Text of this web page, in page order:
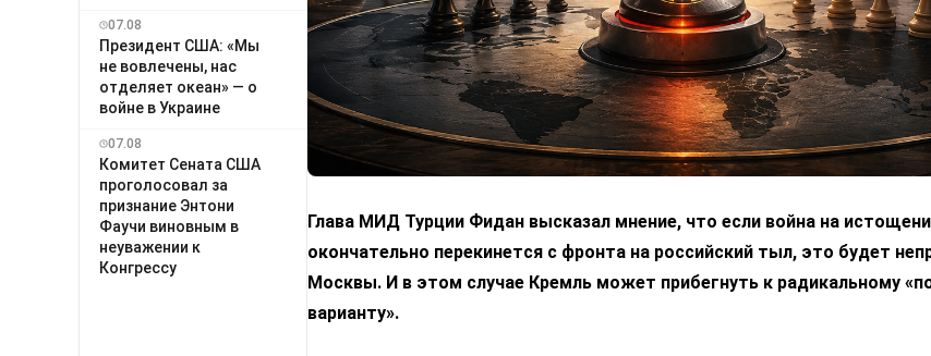
07.08
Президент США: «Мы
не вовлечены, нас
отделяет океан» — о
войне в Украине
07.08
Комитет Сената США
проголосовал за
признание Энтони
Фаучи виновным в
неуважении к
Конгрессу
Глава МИД Турции Фидан высказал мнение, что если война на
окончательно перекинется с фронта на российский тыл, это будет
Москвы. И в этом случае Кремль может прибегнуть к радикальному
варианту».